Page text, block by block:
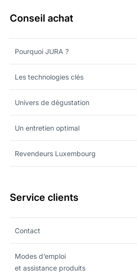
Conseil achat
Pourquoi JURA ?
Les technologies clés
Univers de dégustation
Un entretien optimal
Revendeurs Luxembourg
Service clients
Contact
Modes d‘emploi
et assistance produits